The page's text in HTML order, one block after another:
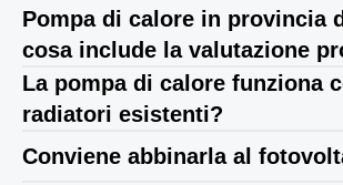
Pompa di calore in provincia
cosa include la valutazione
La pompa di calore funziona
radiatori esistenti?
Conviene abbinarla al